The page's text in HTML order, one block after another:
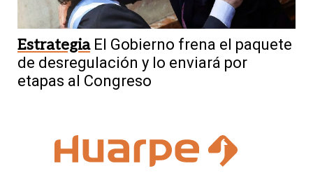
Estrategia El Gobierno frena el paquete
de desregulación y lo enviará por
etapas al Congreso